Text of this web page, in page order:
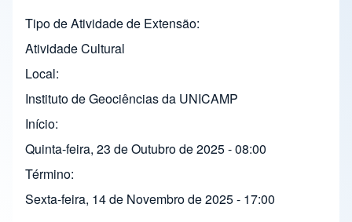
Tipo de Atividade de Extensão
Atividade Cultural
Local
Instituto de Geociências da UNICAMP
Início
Quinta-feira, 23 de Outubro de 2025 - 08:00
Término
Sexta-feira, 14 de Novembro de 2025 - 17:00